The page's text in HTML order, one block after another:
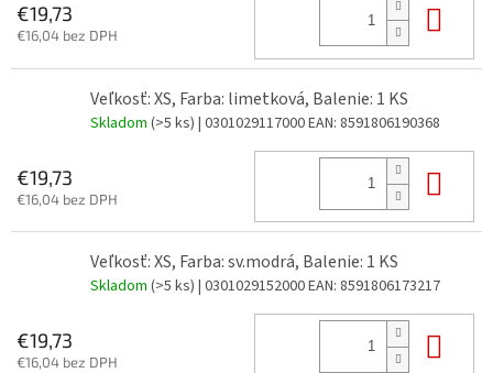
€19,73
€16,04 bez DPH
Veľkosť: XS, Farba: limetková, Balenie: 1 KS
Skladom (>5 ks) | 0301029117000EAN: 8591806190368
€19,73
€16,04 bez DPH
Veľkosť: XS, Farba: sv.modrá, Balenie: 1 KS
Skladom (>5 ks) | 0301029152000EAN: 8591806173217
€19,73
€16,04 bez DPH